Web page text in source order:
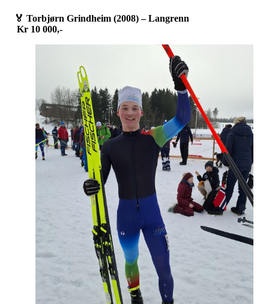
🏅 Torbjørn Grindheim (2008) – Langrenn
Kr 10 000,-